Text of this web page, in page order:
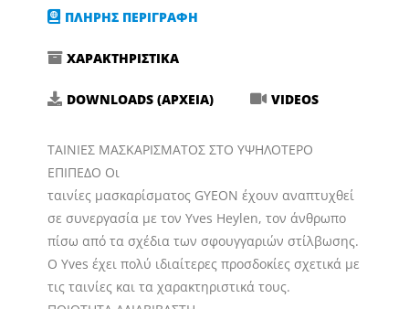
20-
pack
ποσότητα
ΠΛΗΡΗΣ ΠΕΡΙΓΡΑΦΗ
ΧΑΡΑΚΤΗΡΙΣΤΙΚΑ
DOWNLOADS (ΑΡΧΕΙΑ) VIDEOS
ΤΑΙΝΙΕΣ ΜΑΣΚΑΡΙΣΜΑΤΟΣ ΣΤΟ ΥΨΗΛΟΤΕΡΟ
ΕΠΙΠΕΔΟ Οι
ταινίες μασκαρίσματος GYEON έχουν αναπτυχθεί
σε συνεργασία με τον Yves Heylen, τον άνθρωπο
πίσω από τα σχέδια των σφουγγαριών στίλβωσης.
Ο Yves έχει πολύ ιδιαίτερες προσδοκίες σχετικά με
τις ταινίες και τα χαρακτηριστικά τους.